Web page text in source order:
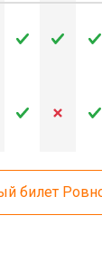
билет